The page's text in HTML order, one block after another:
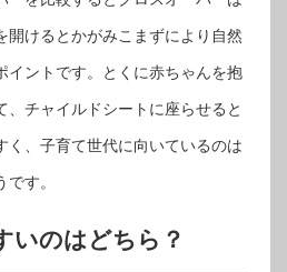
開けるとかがみこまずにより自然
イントです。とくに赤ちゃんを抱
、チャイルドシートに座らせると
く、子育て世代に向いているのは
す。
いのはどちら？